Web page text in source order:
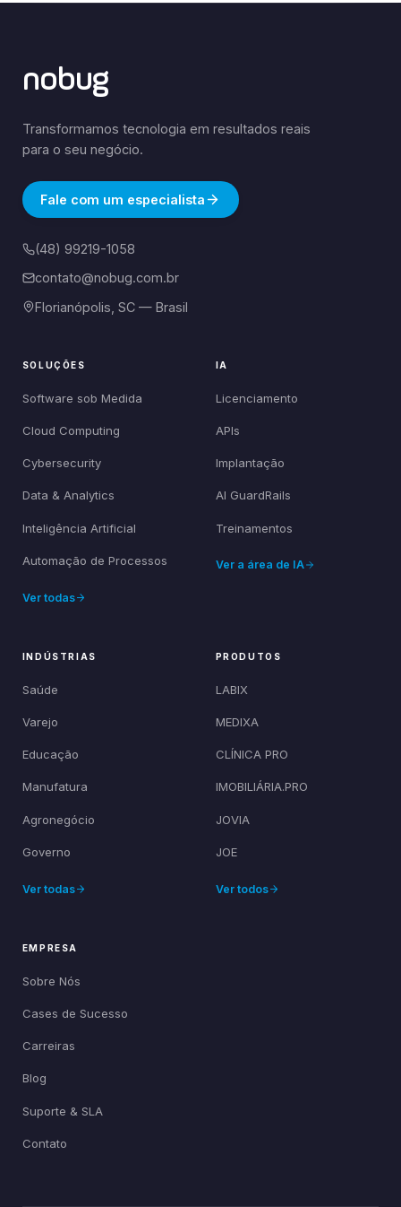
nobug
Transformamos tecnologia em resultados reais
para o seu negócio.
Fale com um especialista
(48) 99219-1058
contato@nobug.com.br
Florianópolis, SC — Brasil
SOLUÇÕES
Software sob Medida
Cloud Computing
Cybersecurity
Data & Analytics
Inteligência Artificial
Automação de Processos
Ver todas
IA
Licenciamento
APIs
Implantação
AI GuardRails
Treinamentos
Ver a área de IA
INDÚSTRIAS
Saúde
Varejo
Educação
Manufatura
Agronegócio
Governo
Ver todas
PRODUTOS
LABIX
MEDIXA
CLÍNICA PRO
IMOBILIÁRIA.PRO
JOVIA
JOE
Ver todos
EMPRESA
Sobre Nós
Cases de Sucesso
Carreiras
Blog
Suporte & SLA
Contato